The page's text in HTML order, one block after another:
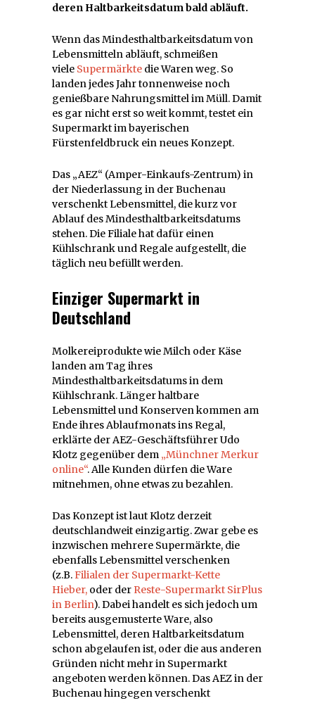
deren Haltbarkeitsdatum bald abläuft.
Wenn das Mindesthaltbarkeitsdatum von
Lebensmitteln abläuft, schmeißen
viele Supermärkte die Waren weg. So
landen jedes Jahr tonnenweise noch
genießbare Nahrungsmittel im Müll. Damit
es gar nicht erst so weit kommt, testet ein
Supermarkt im bayerischen
Fürstenfeldbruck ein neues Konzept.
Das „AEZ“ (Amper-Einkaufs-Zentrum) in
der Niederlassung in der Buchenau
verschenkt Lebensmittel, die kurz vor
Ablauf des Mindesthaltbarkeitsdatums
stehen. Die Filiale hat dafür einen
Kühlschrank und Regale aufgestellt, die
täglich neu befüllt werden.
Einziger Supermarkt in
Deutschland
Molkereiprodukte wie Milch oder Käse
landen am Tag ihres
Mindesthaltbarkeitsdatums in dem
Kühlschrank. Länger haltbare
Lebensmittel und Konserven kommen am
Ende ihres Ablaufmonats ins Regal,
erklärte der AEZ-Geschäftsführer Udo
Klotz gegenüber dem „Münchner Merkur
online“. Alle Kunden dürfen die Ware
mitnehmen, ohne etwas zu bezahlen.
Das Konzept ist laut Klotz derzeit
deutschlandweit einzigartig. Zwar gebe es
inzwischen mehrere Supermärkte, die
ebenfalls Lebensmittel verschenken
(z.B.Filialen der Supermarkt-Kette
Hieber, oder der Reste-Supermarkt SirPlus
in Berlin). Dabei handelt es sich jedoch um
bereits ausgemusterte Ware, also
Lebensmittel, deren Haltbarkeitsdatum
schon abgelaufen ist, oder die aus anderen
Gründen nicht mehr in Supermarkt
angeboten werden können. Das AEZ in der
Buchenau hingegen verschenkt